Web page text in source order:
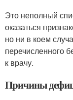
Это неполный
оказаться
но ни в коем
перечисленного
к врачу.
Причины